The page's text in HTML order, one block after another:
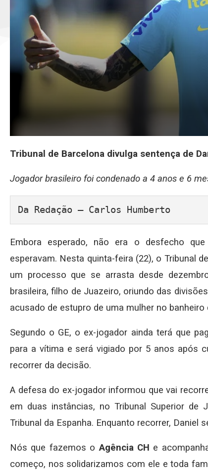
Tribunal de Barcelona divulga sentença de
Jogador brasileiro foi condenado a 4 anos e 6
Da Redação – Carlos Humberto
Embora esperado, não era o desfecho
esperavam. Nesta quinta-feira (22), o Tribunal
um processo que se arrasta desde
brasileira, filho de Juazeiro, oriundo das
acusado de estupro de uma mulher no
Segundo o GE, o ex-jogador ainda terá que
para a vítima e será vigiado por 5 anos após
recorrer da decisão.
A defesa do ex-jogador informou que vai
em duas instâncias, no Tribunal Superior de
Tribunal da Espanha. Enquanto recorrer, Daniel
Nós que fazemos oAgência CH e
começo, nos solidarizamos com ele e toda